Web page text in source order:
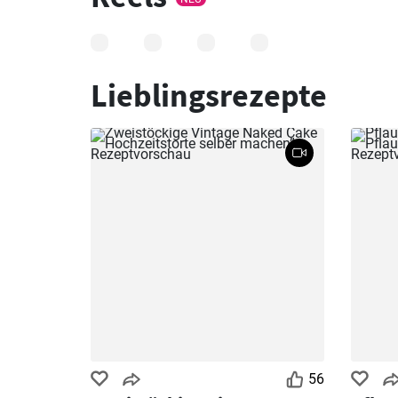
Lieblingsrezepte
56